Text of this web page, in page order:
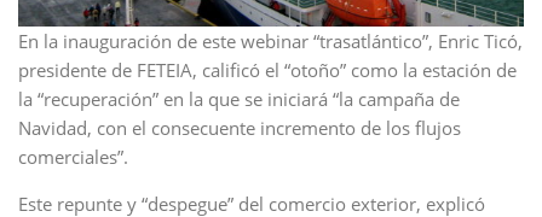
En la inauguración de este webinar “trasatlántico”, Enric Ticó,
presidente de FETEIA, calificó el “otoño” como la estación de
la “recuperación” en la que se iniciará “la campaña de
Navidad, con el consecuente incremento de los flujos
comerciales”.
Este repunte y “despegue” del comercio exterior, explicó